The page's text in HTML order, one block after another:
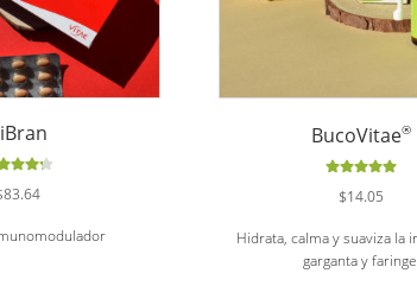
83.64
BucoVitae®
con
$14.05
Hidrata, calma y suaviza la
garganta y